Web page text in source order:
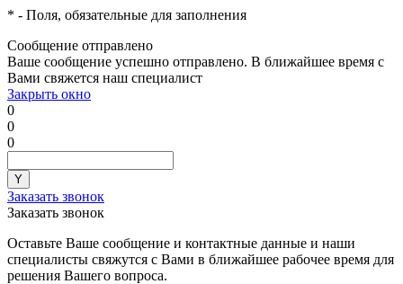
* - Поля, обязательные для заполнения
Сообщение отправлено
Ваше сообщение успешно отправлено. В ближайшее время с
Вами свяжется наш специалист
Закрыть окно
0
0
0
Заказать звонок
Заказать звонок
Оставьте Ваше сообщение и контактные данные и наши
специалисты свяжутся с Вами в ближайшее рабочее время для
решения Вашего вопроса.